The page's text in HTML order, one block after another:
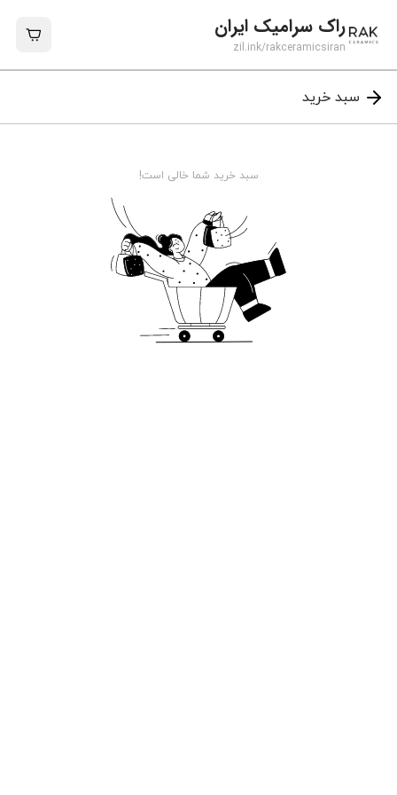
راک سرامیک ایران
zil.ink/rakceramicsiran
سبد خرید
سبد خرید شما خالی است!